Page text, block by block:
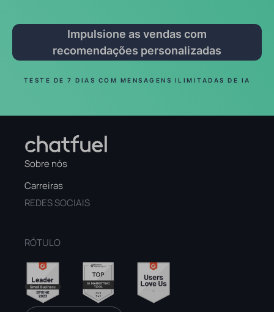
Impulsione as vendas com
recomendações personalizadas
TESTE DE 7 DIAS COM MENSAGENS ILIMITADAS DE IA
Sobre nós
Carreiras
REDES SOCIAIS
RÓTULO